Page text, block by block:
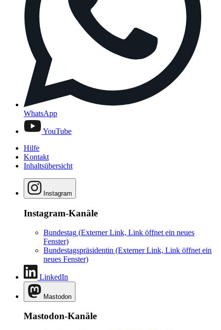
WhatsApp
YouTube
Hilfe
Kontakt
Inhaltsübersicht
Instagram
Instagram-Kanäle
Bundestag (Externer Link, Link öffnet ein neues
Fenster)
Bundestagspräsidentin (Externer Link, Link öffnet ein
neues Fenster)
LinkedIn
Mastodon
Mastodon-Kanäle